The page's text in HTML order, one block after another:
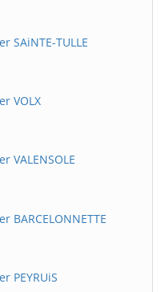
SAiNTE-TULLE
VOLX
VALENSOLE
PEYRUiS